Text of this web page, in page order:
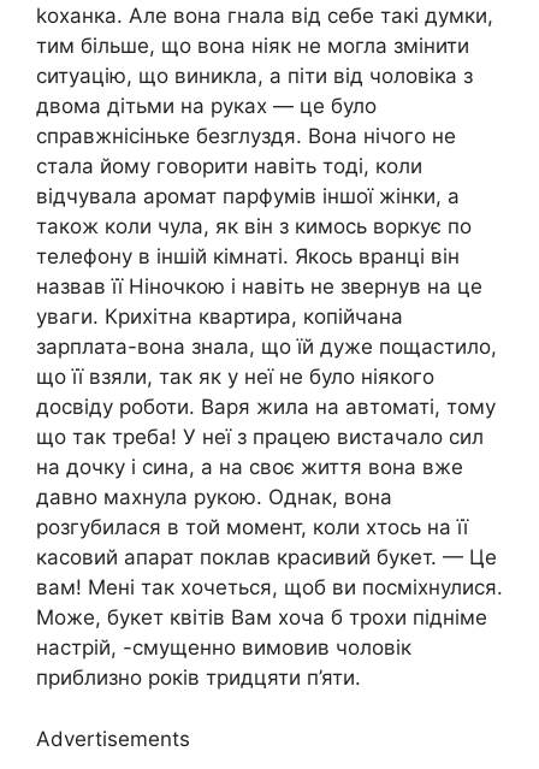
koxaнка. Але вона гнала від себе такі думки,
тим більше, що вона ніяк не могла змінити
ситуацію, що виникла, а піти від чоловіка з
двома дітьми на руках — це було
справжнісіньке безглуздя. Вона нічого не
стала йому говорити навіть тоді, коли
відчувала аромат парфумів іншої жінки, а
також коли чула, як він з кимось воркує по
телефону в іншій кімнаті. Якось вранці він
назвав її Ніночкою і навіть не звернув на це
уваги. Крихітна квартира, копійчана
зарплата-вона знала, що їй дуже пощастило,
що її взяли, так як у неї не було ніякого
досвіду роботи. Варя жила на автоматі, тому
що так треба! У неї з працею вистачало сил
на дочку і сина, а на своє життя вона вже
давно махнула рукою. Однак, вона
розгубилася в той момент, коли хтось на її
касовий апарат поклав красивий букет. — Це
вам! Мені так хочеться, щоб ви посміхнулися.
Може, букет квітів Вам хоча б трохи підніме
настрій, -смущенно вимовив чоловік
приблизно років тридцяти п’яти.
Advertisements